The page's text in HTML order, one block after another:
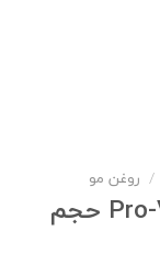
/ روغن مو
روغن مو آرگان برند پنتن مدل Pro-V حجم